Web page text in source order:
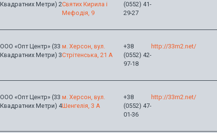
Квадратних Метри) 2Святих Кирила і
Мефодія, 9
(0552) 41-
29-27
ООО «Опт Центр» (33
Квадратних Метри) 3
м. Херсон, вул.
Стрітенська, 21 А
+38
(0552) 42-
97-18
http://33m2.net/
ООО «Опт Центр» (33
Квадратних Метри) 4
м. Херсон, вул.
Шенгелія, 3 А
+38
(0552) 47-
01-36
http://33m2.net/